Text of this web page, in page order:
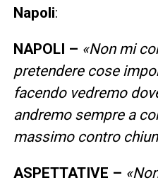
Napoli:
NAPOLI – «Non mi
pretendere cose
facendo vedremo
andremo sempre a
massimo contro
ASPETTATIVE –